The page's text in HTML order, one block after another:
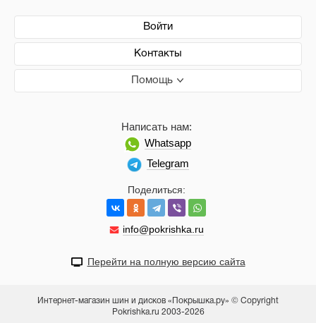
Войти
Контакты
Помощь
Поделиться:
info@pokrishka.ru
Написать нам:
Whatsapp
Telegram
Перейти на полную версию сайта
Интернет-магазин шин и дисков «Покрышка.ру» © Copyright
Pokrishka.ru 2003-2026